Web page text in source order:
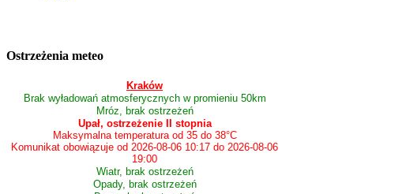
Ostrzeżenia meteo
Kraków
Brak wyładowań atmosferycznych w promieniu 50km
Mróz, brak ostrzeżeń
Upał, ostrzeżenie II stopnia
Maksymalna temperatura od 35 do 38°C
Komunikat obowiązuje od 2026-08-06 10:17 do 2026-08-06
19:00
Wiatr, brak ostrzeżeń
Opady, brak ostrzeżeń